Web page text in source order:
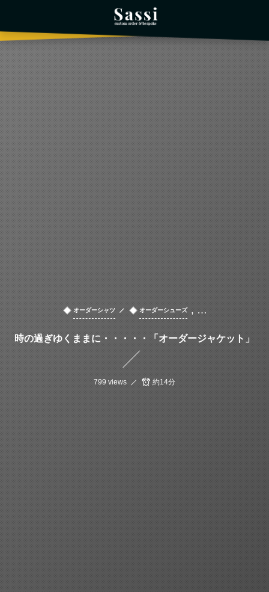
オーダーシャツ オーダーシューズ , …
時の過ぎゆくままに・・・・・「オーダージャケット」
799 views 約14分